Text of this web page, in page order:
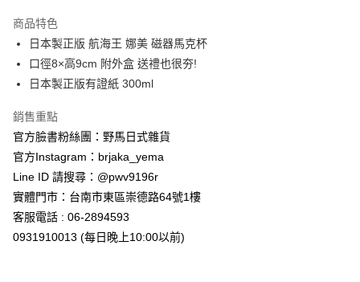
合作金庫商業銀行
華南商業銀行
彰化商業銀行
上海商業儲蓄銀行
台北富邦商業銀行
國泰世華商業銀行
匯豐（台灣）商業銀行
聯邦商業銀行
玉山商業銀行
台新國際商業銀行
台灣樂天信用卡公司
超商取貨付款
LINE Pay
街口支付
悠遊付
Google Pay
ATM付款
商品特色
日本製正版 航海王 娜美 磁器馬克杯
口徑8×高9cm 附外盒 送禮也很夯!
日本製正版有證紙 300ml
銷售重點
官方臉書粉絲團：野馬日式雜貨
官方Instagram：brjaka_yema
Line ID 請搜尋：@pwv9196r
實體門市：台南市東區崇德路64號1樓
客服電話 : 06-2894593
0931910013 (每日晚上10:00以前)